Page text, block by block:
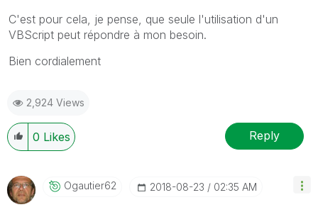
C'est pour cela, je pense, que seule l'utilisation d'un
VBScript peut répondre à mon besoin.
Bien cordialement
2,924 Views
0 Likes Reply
Ogautier62 ‎2018-08-23 02:35 AM